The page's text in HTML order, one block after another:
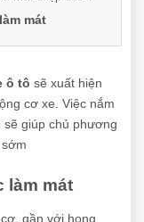
mát
ô tô sẽ xuất hiện
cơ xe. Việc nắm
sẽ giúp chủ phương
làm mát
gần với họng